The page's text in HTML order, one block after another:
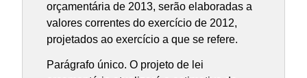
orçamentária de 2013, serão elaboradas a
valores correntes do exercício de 2012,
projetados ao exercício a que se refere.
Parágrafo único. O projeto de lei